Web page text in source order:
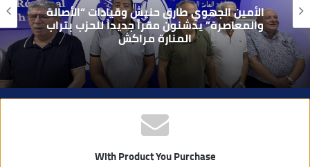
ي
ب
بعد تداول فيديو يوثق العملية.. أمن مراكش
يطيح بقاصر مشتبه في تورطه في سرقة
مسلحة..
With Product You Purchase